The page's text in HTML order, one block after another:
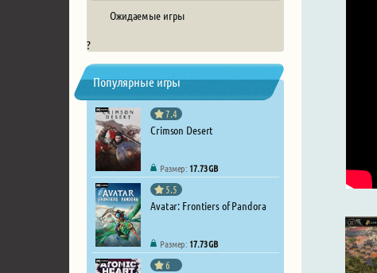
Ожидаемые игры
?
Популярные игры
7.4
Crimson Desert
Размер: 17.73 GB
5.5
Avatar: Frontiers of Pandora
Размер: 17.73 GB
6